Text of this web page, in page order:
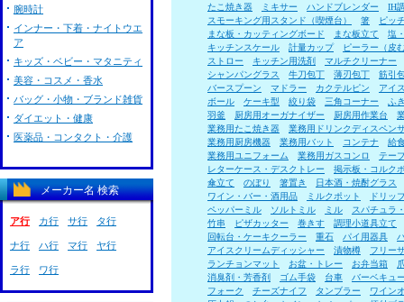
たこ焼き器
ミキサー ハンドブレンダー
IH
スモーキング用スタンド（喫煙台）
箸
ピッ
まな板・カッティングボード
まな板立て
塩
キッチンスケール
計量カップ
ピーラー（皮
ストロー
キッチン用洗剤
マルチクリーナー
シャンパングラス
牛刀包丁 薄刃包丁
筋引
バースプーン
マドラー カクテルピン
アイ
ボール
ケーキ型 絞り袋 三角コーナー
ふ
羽釜
厨房用オーガナイザー 厨房用作業台
業務用たこ焼き器
業務用ドリンクディスペン
業務用厨房機器
業務用バット コンテナ
給
業務用ユニフォーム
業務用ガスコンロ
テー
レターケース・デスクトレー
掲示板・コルク
傘立て
のぼり 箸置き
日本酒・焼酎グラス
ワイン・バー・酒用品
ミルクポット
ドリッ
ペッパーミル
ソルトミル ミル
スパチュラ
竹串
ピザカッター 巻きす
調理小道具立て
回転台・ケーキクーラー
重石 パイ用器具
アイスクリームディッシャー
漬物樽
フリー
ランチョンマット
お盆・トレー お弁当箱
消臭剤・芳香剤
ゴム手袋 台車
バーベキュ
フォーク
チーズナイフ タンブラー
ワイン
腕時計
インナー・下着・ナイトウエ
ア
キッズ・ベビー・マタニティ
美容・コスメ・香水
バッグ・小物・ブランド雑貨
ダイエット・健康
医薬品・コンタクト・介護
メーカー名 検索
ア行 カ行 サ行 タ行
ナ行 ハ行 マ行 ヤ行
ラ行 ワ行